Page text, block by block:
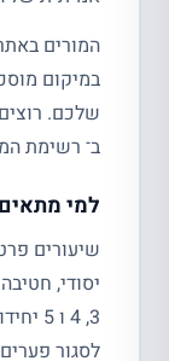
המורים
במיקום
שלכם.
ב־ רשימת
למי
שיעורים
יסודי,
3, 4
לסגור